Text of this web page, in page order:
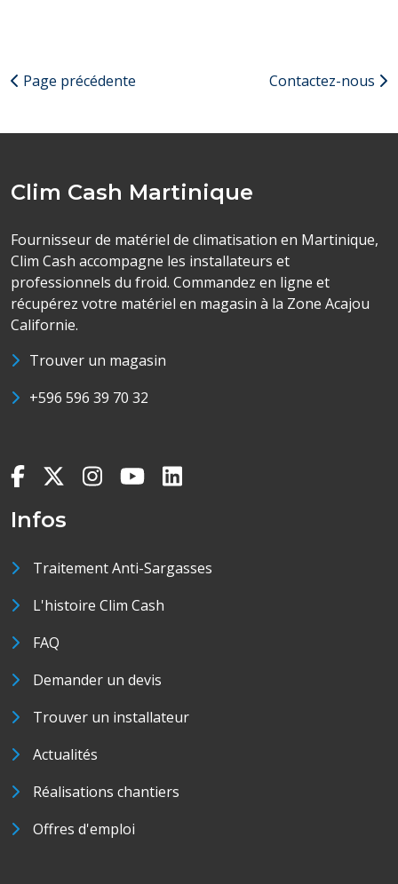
Page précédente Contactez-nous
Clim Cash Martinique
Fournisseur de matériel de climatisation en Martinique,
Clim Cash accompagne les installateurs et
professionnels du froid. Commandez en ligne et
récupérez votre matériel en magasin à la Zone Acajou
Californie.
Trouver un magasin
+596 596 39 70 32
Infos
Traitement Anti-Sargasses
L'histoire Clim Cash
FAQ
Demander un devis
Trouver un installateur
Actualités
Réalisations chantiers
Offres d'emploi